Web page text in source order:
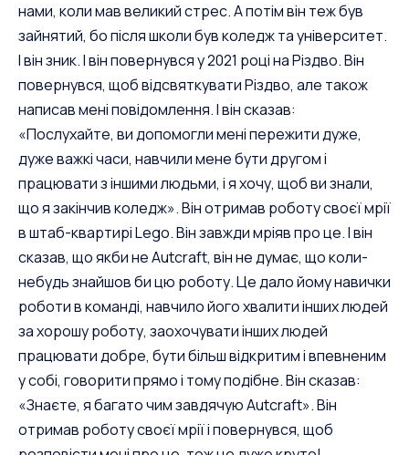
нами, коли мав великий стрес. А потім він теж був
зайнятий, бо після школи був коледж та університет.
І він зник. І він повернувся у 2021 році на Різдво. Він
повернувся, щоб відсвяткувати Різдво, але також
написав мені повідомлення. І він сказав:
«Послухайте, ви допомогли мені пережити дуже,
дуже важкі часи, навчили мене бути другом і
працювати з іншими людьми, і я хочу, щоб ви знали,
що я закінчив коледж». Він отримав роботу своєї мрії
в штаб-квартирі Lego. Він завжди мріяв про це. І він
сказав, що якби не Autcraft, він не думає, що коли-
небудь знайшов би цю роботу. Це дало йому навички
роботи в команді, навчило його хвалити інших людей
за хорошу роботу, заохочувати інших людей
працювати добре, бути більш відкритим і впевненим
у собі, говорити прямо і тому подібне. Він сказав:
«Знаєте, я багато чим завдячую Autcraft». Він
отримав роботу своєї мрії і повернувся, щоб